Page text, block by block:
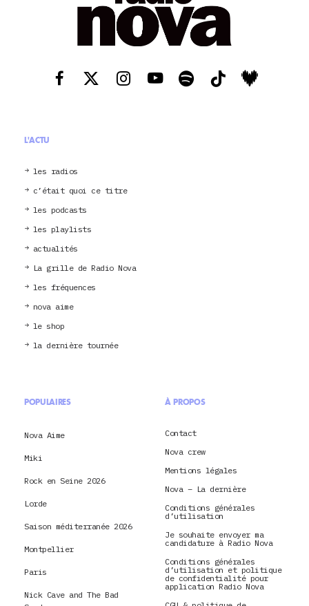
L'ACTU
les radios
c’était quoi ce titre
les podcasts
les playlists
actualités
La grille de Radio Nova
les fréquences
nova aime
le shop
la dernière tournée
POPULAIRES
Nova Aime
Miki
Rock en Seine 2026
Lorde
Saison méditerranée 2026
Montpellier
Paris
Nick Cave and The Bad
À PROPOS
Contact
Nova crew
Mentions légales
Nova – La dernière
Conditions générales
d’utilisation
Je souhaite envoyer ma
candidature à Radio Nova
Conditions générales
d’utilisation et politique
de confidentialité pour
application Radio Nova